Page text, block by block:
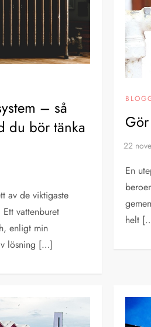
– så
du bör tänka
av de viktigaste
vattenburet
enligt min
lösning […]
En
helt